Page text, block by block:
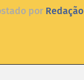
por Redação